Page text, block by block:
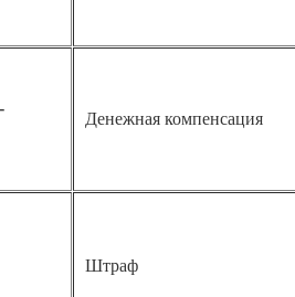
Денежная компенсация
Штраф